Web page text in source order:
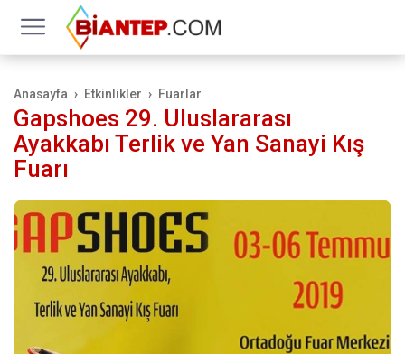
Anasayfa Etkinlikler Fuarlar
Gapshoes 29. Uluslararası
Ayakkabı Terlik ve Yan Sanayi Kış
Fuarı